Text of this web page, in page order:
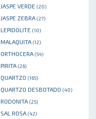
JASPE VERDE (20)
JASPE ZEBRA (27)
LEPIDOLITE (10)
MALAQUITA (12)
ORTHOCERA (54)
PIRITA (26)
QUARTZO (165)
QUARTZO DESBOTADO (40)
RODONITA (25)
SAL ROSA (42)